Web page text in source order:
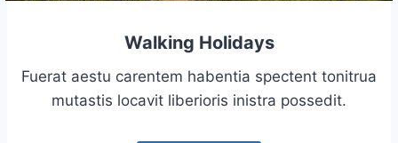
Walking Holidays
Fuerat aestu carentem habentia spectent tonitrua
mutastis locavit liberioris inistra possedit.